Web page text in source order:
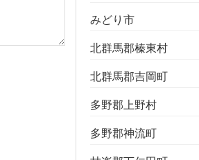
みどり市
北群馬郡榛東村
北群馬郡吉岡町
多野郡上野村
多野郡神流町